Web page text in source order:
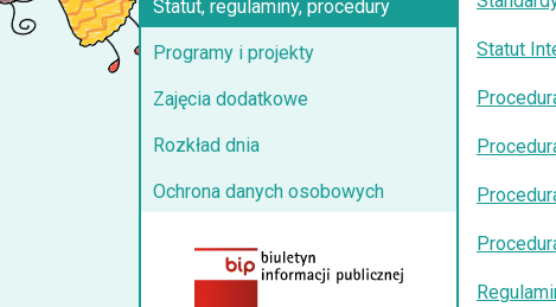
Statut
Statut, regulaminy, procedury
Programy i projekty
Zajęcia dodatkowe
Rozkład dnia
Ochrona danych osobowych